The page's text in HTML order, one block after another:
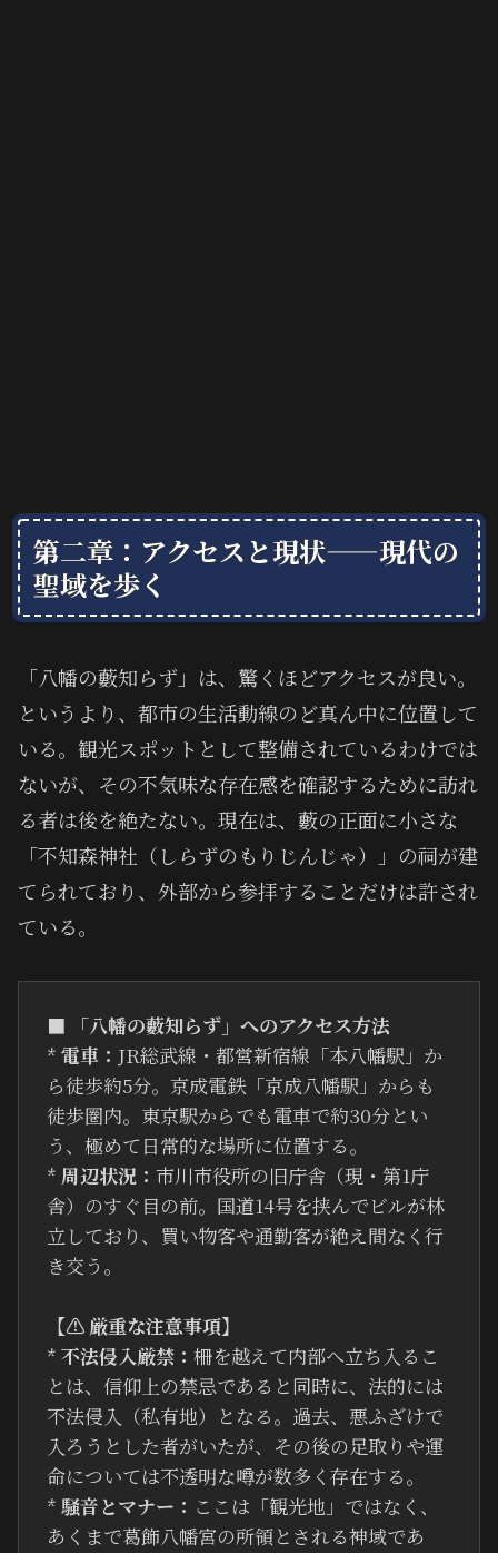
第二章：アクセスと現状——現代の
聖域を歩く
「八幡の藪知らず」は、驚くほどアクセスが良い。
というより、都市の生活動線のど真ん中に位置して
いる。観光スポットとして整備されているわけでは
ないが、その不気味な存在感を確認するために訪れ
る者は後を絶たない。現在は、藪の正面に小さな
「不知森神社（しらずのもりじんじゃ）」の祠が建
てられており、外部から参拝することだけは許され
ている。
■ 「八幡の藪知らず」へのアクセス方法
* 電車： JR総武線・都営新宿線「本八幡駅」か
ら徒歩約5分。京成電鉄「京成八幡駅」からも
徒歩圏内。東京駅からでも電車で約30分とい
う、極めて日常的な場所に位置する。
* 周辺状況： 市川市役所の旧庁舎（現・第1庁
舎）のすぐ目の前。国道14号を挟んでビルが林
立しており、買い物客や通勤客が絶え間なく行
き交う。
【⚠ 厳重な注意事項】
* 不法侵入厳禁： 柵を越えて内部へ立ち入るこ
とは、信仰上の禁忌であると同時に、法的には
不法侵入（私有地）となる。過去、悪ふざけで
入ろうとした者がいたが、その後の足取りや運
命については不透明な噂が数多く存在する。
* 騒音とマナー： ここは「観光地」ではなく、
あくまで葛飾八幡宮の所領とされる神域であ